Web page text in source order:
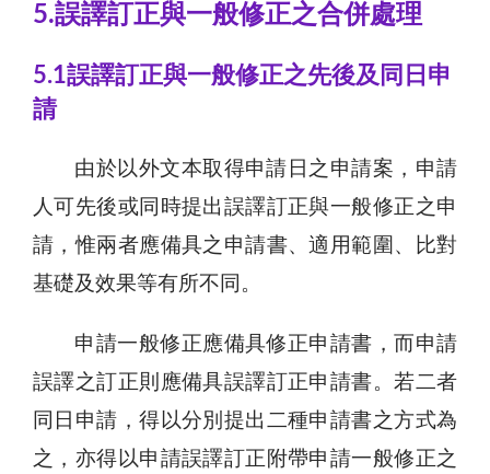
5.誤譯訂正與一般修正之合併處理
5.1誤譯訂正與一般修正之先後及同日申
請
由於以外文本取得申請日之申請案，申請
人可先後或同時提出誤譯訂正與一般修正之申
請，惟兩者應備具之申請書、適用範圍、比對
基礎及效果等有所不同。
申請一般修正應備具修正申請書，而申請
誤譯之訂正則應備具誤譯訂正申請書。若二者
同日申請，得以分別提出二種申請書之方式為
之，亦得以申請誤譯訂正附帶申請一般修正之